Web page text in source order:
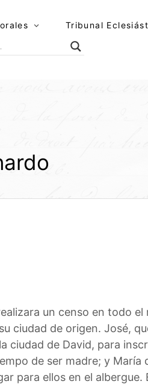
Tribunal
un censo en todo el
ciudad de origen. José,
ciudad de David, para
de ser madre; y María
para ellos en el albergue.